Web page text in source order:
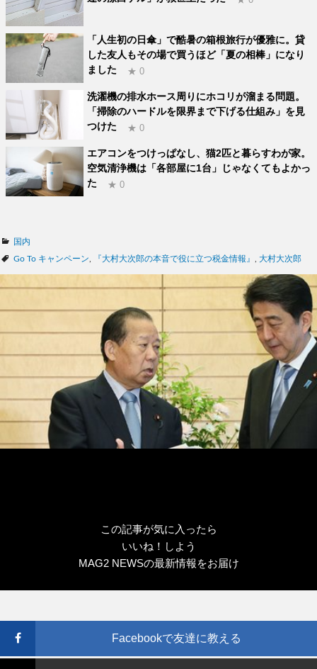
「人生初の日傘」で酷暑の箱根旅行が優雅に。貸
した友人もその場で買うほど「夏の相棒」になり
ました
★ 0
洗濯機の排水ホース周りにホコリが溜まる問題。
「掃除のハードルを限界まで下げる仕組み」を見
つけた
★ 0
エアコンをつけっぱなし、猫2匹と暮らすわが家。
空気清浄機は「各部屋に1台」じゃなくてもよかっ
た
★ 0
カ
テ
国内
タ
Go To キャンペーン 『大村大次郎の本音で役に立つ税金情報』 大村大次郎
この記事が気に入ったら
いいね！しよう
MAG2 NEWSの最新情報をお届け
Facebookで友達に教える